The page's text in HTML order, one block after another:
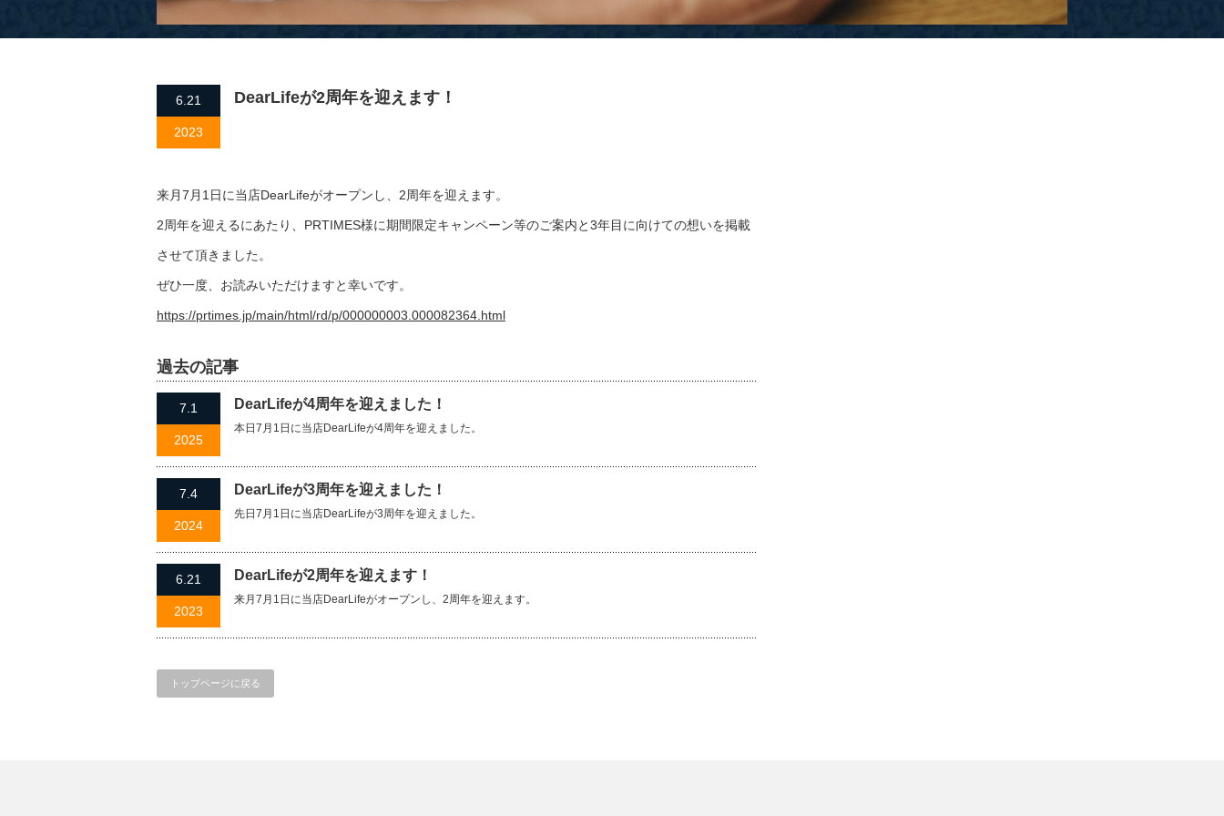
6.21
2023
DearLifeが2周年を迎えます！
来月7月1日に当店DearLifeがオープンし、2周年を迎えます。
2周年を迎えるにあたり、PRTIMES様に期間限定キャンペーン等のご案内と3年目に向けての想いを掲載
させて頂きました。
ぜひ一度、お読みいただけますと幸いです。
https://prtimes.jp/main/html/rd/p/000000003.000082364.html
過去の記事
7.1
2025
DearLifeが4周年を迎えました！
本日7月1日に当店DearLifeが4周年を迎えました。
7.4
2024
DearLifeが3周年を迎えました！
先日7月1日に当店DearLifeが3周年を迎えました。
6.21
2023
DearLifeが2周年を迎えます！
来月7月1日に当店DearLifeがオープンし、2周年を迎えます。
トップページに戻る